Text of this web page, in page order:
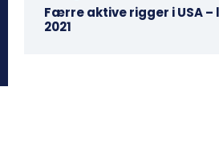
Færre aktive rigger i USA
2021